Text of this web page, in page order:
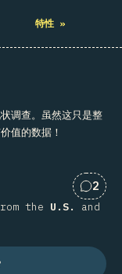
特性 »
调查。虽然这只是整
值的数据！
对“你
2
the U.S.
and